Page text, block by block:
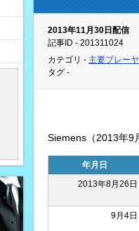
2013年11月30日配信
記事ID - 201311024
カテゴリ - 主要プレー
タグ -
Siemens（2013年9
年月日
2013年8月26日
9月4日